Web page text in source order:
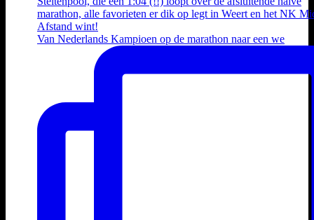
Van Nederlands Kampioen op de marathon naar een we